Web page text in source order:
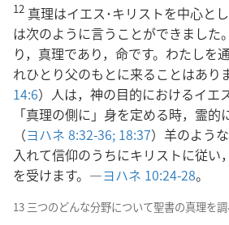
12 真理はイエス･キリストを中心と
は次のように言うことができました
り，真理であり，命です。わたしを
れひとり父のもとに来ることはあり
14:6）人は，神の目的におけるイエ
「真理の側に」身を定める時，霊的
（ヨハネ 8:32-36; 18:37）羊のよう
入れて信仰のうちにキリストに従い
を受けます。―ヨハネ 10:24-28。
13 三つのどんな分野について聖書の真理を調